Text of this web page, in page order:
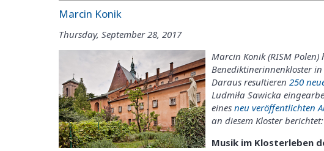
Marcin Konik
Thursday, September 28, 2017
Marcin Konik (RISM
Benediktinerinnenkloster in
Daraus resultieren 250
Ludmiła Sawicka
eines neu veröffentlichten
an diesem Kloster berichtet:
Musik im Klosterleben